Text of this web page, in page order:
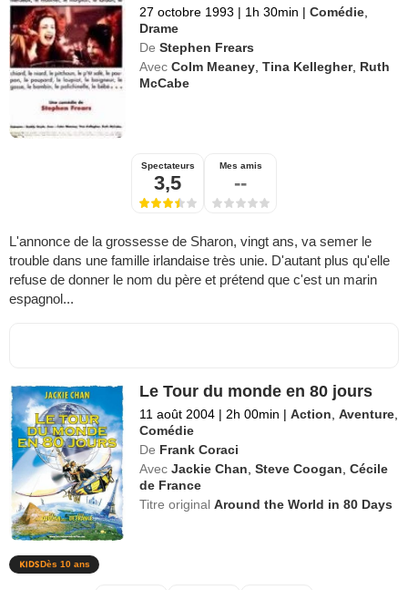
27 octobre 1993 | 1h 30min | Comédie
Drame
De Stephen Frears
Avec Colm Meaney ,Tina Kellegher, Ruth
McCabe
Spectateurs
3,5
Mes amis
--
L'annonce de la grossesse de Sharon, vingt ans, va semer le
trouble dans une famille irlandaise très unie. D'autant plus qu'elle
refuse de donner le nom du père et prétend que c'est un marin
espagnol...
Le Tour du monde en 80 jours
11 août 2004 | 2h 00min | Action ,Aventure
Comédie
De Frank Coraci
Avec Jackie Chan ,Steve Coogan ,Cécile
de France
Titre originalAround the World in 80 Days
Dès 10 ans